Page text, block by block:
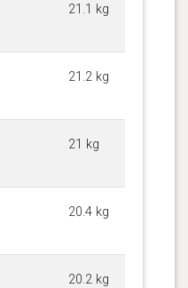
21.1 kg
21.2 kg
21 kg
20.4 kg
20.2 kg